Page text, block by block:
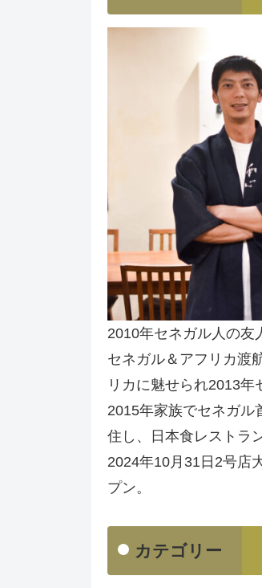
2010年セネガル人の友
セネガル＆アフリカ渡
リカに魅せられ2013年
2015年家族でセネガル
住し、日本食レストラ
2024年10月31日2号店
プン。
カテゴリー